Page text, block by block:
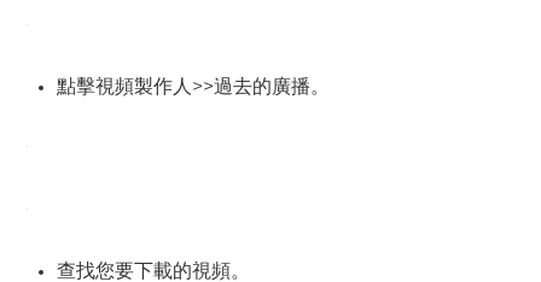
點擊視頻製作人>>過去的廣播。
查找您要下載的視頻。